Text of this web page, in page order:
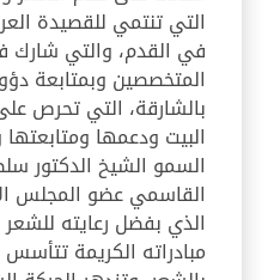
التي تنتمي للقصيدة
في القدم، والتي شارك
المتخصصين وبمتابعة
بالشارقة، التي تحرص
البيت ودعمها
السمو الشيخ الدكتور
القاسمي عضو المجلس
الذي بفضل رعايته
مبادراته الكريمة تتأسس